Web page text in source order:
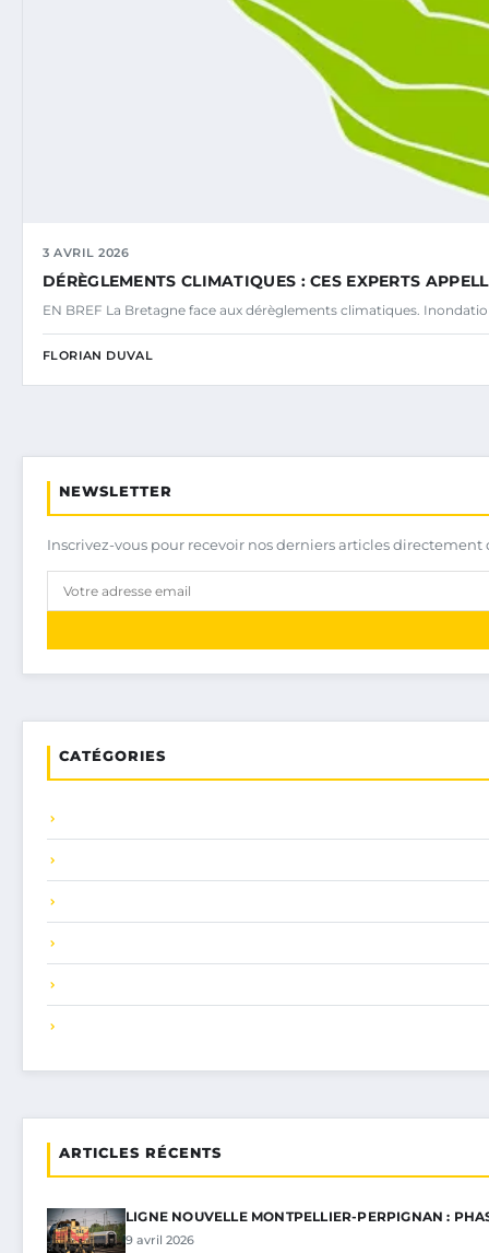
3 AVRIL 2026
DÉRÈGLEMENTS CLIMATIQUES : CES EXPERTS
EN BREF La Bretagne face aux dérèglements climatiques.
FLORIAN DUVAL
NEWSLETTER
Inscrivez-vous pour recevoir nos derniers articles
CATÉGORIES
ARTICLES RÉCENTS
LIGNE NOUVELLE MONTPELLIER-PERPIGNAN :
9 avril 2026